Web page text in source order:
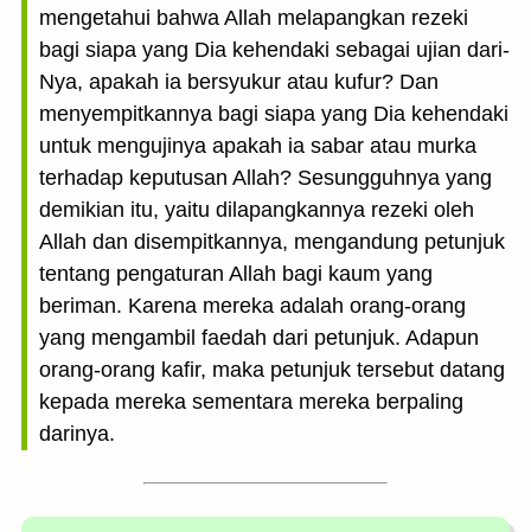
mengetahui bahwa Allah melapangkan rezeki
bagi siapa yang Dia kehendaki sebagai ujian dari-
Nya, apakah ia bersyukur atau kufur? Dan
menyempitkannya bagi siapa yang Dia kehendaki
untuk mengujinya apakah ia sabar atau murka
terhadap keputusan Allah? Sesungguhnya yang
demikian itu, yaitu dilapangkannya rezeki oleh
Allah dan disempitkannya, mengandung petunjuk
tentang pengaturan Allah bagi kaum yang
beriman. Karena mereka adalah orang-orang
yang mengambil faedah dari petunjuk. Adapun
orang-orang kafir, maka petunjuk tersebut datang
kepada mereka sementara mereka berpaling
darinya.